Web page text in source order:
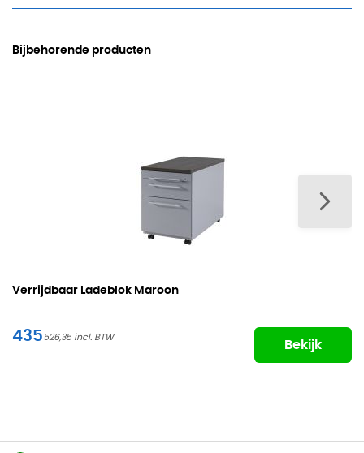
Bijbehorende producten
Verrijdbaar Ladeblok Maroon
435526,35
Bekijk